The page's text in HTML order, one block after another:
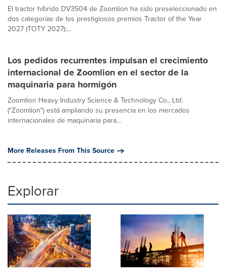
El tractor híbrido DV3504 de Zoomlion ha sido preseleccionado en
dos categorías de los prestigiosos premios Tractor of the Year
2027 (TOTY 2027):...
Los pedidos recurrentes impulsan el crecimiento
internacional de Zoomlion en el sector de la
maquinaria para hormigón
Zoomlion Heavy Industry Science & Technology Co., Ltd.
("Zoomlion") está ampliando su presencia en los mercados
internacionales de maquinaria para...
More Releases From This Source
Explorar